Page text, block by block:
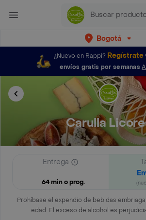
Bogotá
¿Nuevo en Rappi? Regístrate
envíos gratis por semanas
Carulla
Entrega
64 min o prog.
Prohíbase el expendio de bebidas
edad. El exceso de alcohol es